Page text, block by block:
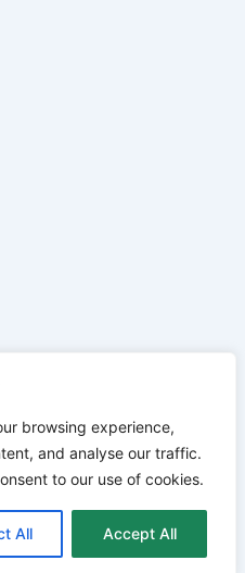
browsing experience,
and analyse our traffic.
to our use of cookies.
All Accept All